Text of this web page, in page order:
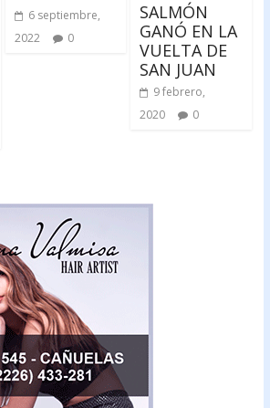
6 septiembre,
2022
0
SALMÓN
GANÓ EN LA
VUELTA DE
SAN JUAN
9 febrero,
2020
0